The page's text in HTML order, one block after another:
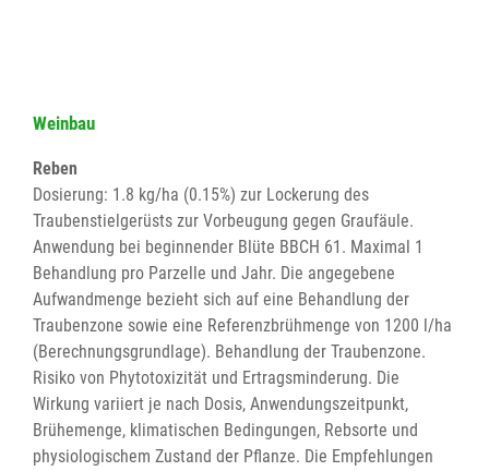
Weinbau
Reben
Dosierung: 1.8 kg/ha (0.15%) zur Lockerung des
Traubenstielgerüsts zur Vorbeugung gegen Graufäule.
Anwendung bei beginnender Blüte BBCH 61. Maximal 1
Behandlung pro Parzelle und Jahr. Die angegebene
Aufwandmenge bezieht sich auf eine Behandlung der
Traubenzone sowie eine Referenzbrühmenge von 1200 l/ha
(Berechnungsgrundlage). Behandlung der Traubenzone.
Risiko von Phytotoxizität und Ertragsminderung. Die
Wirkung variiert je nach Dosis, Anwendungszeitpunkt,
Brühemenge, klimatischen Bedingungen, Rebsorte und
physiologischem Zustand der Pflanze. Die Empfehlungen